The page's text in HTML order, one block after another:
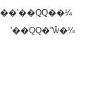
��ʹ��QQ��¼
ʹ��QQ�ʺŵ�¼